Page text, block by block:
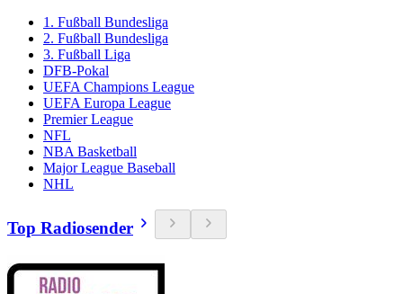
1. Fußball Bundesliga
2. Fußball Bundesliga
3. Fußball Liga
DFB-Pokal
UEFA Champions League
UEFA Europa League
Premier League
NFL
NBA Basketball
Major League Baseball
NHL
Top Radiosender